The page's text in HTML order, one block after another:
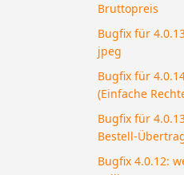
Bruttopreis
Bugfix für
jpeg
Bugfix für
(Einfache
Bugfix für
Bestell-
Bugfix 4.0.12: